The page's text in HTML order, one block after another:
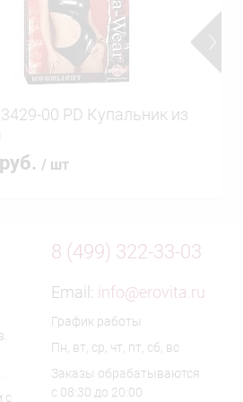
00 PD Купальник из
/ шт
с
8 (499) 322-33-03
Email: info@erovita.ru
График работы
Пн, вт, ср, чт, пт, сб, вс
Заказы обрабатываются
с 08:30 до 20:00